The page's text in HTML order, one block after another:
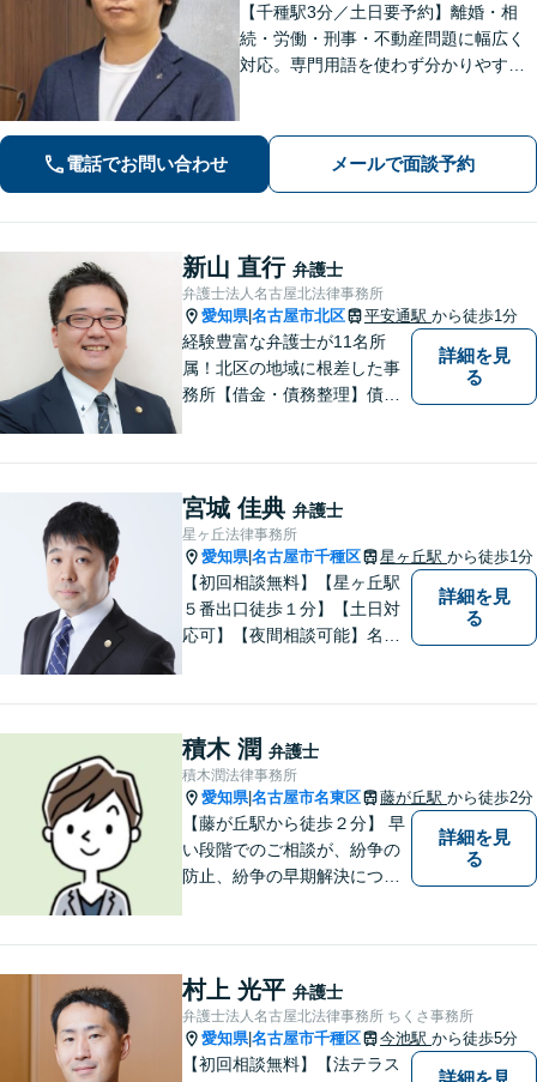
【千種駅3分／土日要予約】離婚・相
続・労働・刑事・不動産問題に幅広く
対応。専門用語を使わず分かりやすく
最適な解決策まで、期待を超える「必
要十分以上」のサポートをご提供しま
す。
電話でお問い合わせ メールで面談予約
新山 直行 弁護士
弁護士法人名古屋北法律事務所
愛知県|名古屋市北区 平安通駅 から徒歩1分
経験豊富な弁護士が11名所
属！北区の地域に根差した事
務所【借金・債務整理】債務
対応【相続・遺言】他士業と
も連携【平安通駅1分】
詳細を見
る
宮城 佳典 弁護士
星ヶ丘法律事務所
愛知県|名古屋市千種区 星ヶ丘駅 から徒歩1分
【初回相談無料】【星ヶ丘駅
５番出口徒歩１分】【土日対
応可】【夜間相談可能】名古
詳細を見
る
積木 潤 弁護士
積木潤法律事務所
愛知県|名古屋市名東区 藤が丘駅 から徒歩2分
【藤が丘駅から徒歩２分】 早
い段階でのご相談が、紛争の
防止、紛争の早期解決につな
詳細を見
る
村上 光平 弁護士
弁護士法人名古屋北法律事務所 ちくさ事務所
愛知県|名古屋市千種区 今池駅 から徒歩5分
【初回相談無料】【法テラス
詳細を見